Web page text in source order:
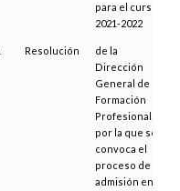
para el curso
2021-2022
Resolución
de la
Dirección
General de
Formación
Profesional,
por la que se
convoca el
proceso de
admisión en el